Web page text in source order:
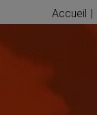
Accueil |